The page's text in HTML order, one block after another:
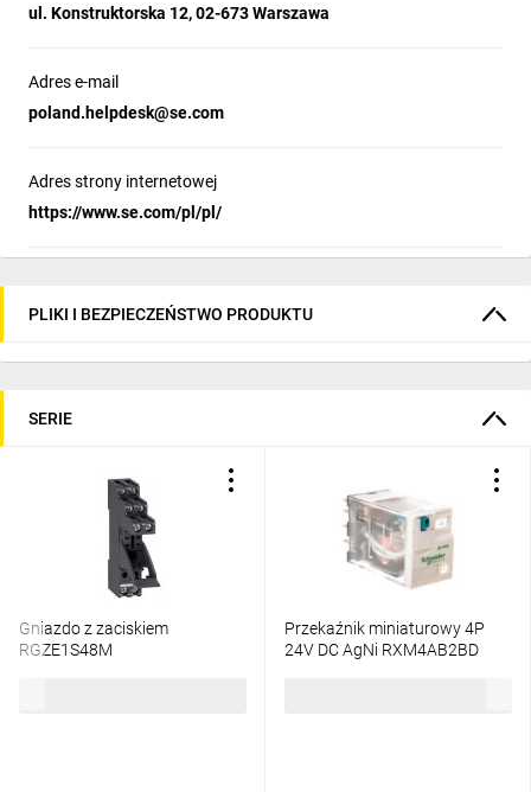
ul. Konstruktorska 12, 02-673 Warszawa
Adres e-mail
poland.helpdesk@se.com
Adres strony internetowej
https://www.se.com/pl/pl/
PLIKI I BEZPIECZEŃSTWO PRODUKTU
SERIE
Gniazdo z zaciskiem
RGZE1S48M
Przekaźnik miniaturowy 4P
24V DC AgNi RXM4AB2BD